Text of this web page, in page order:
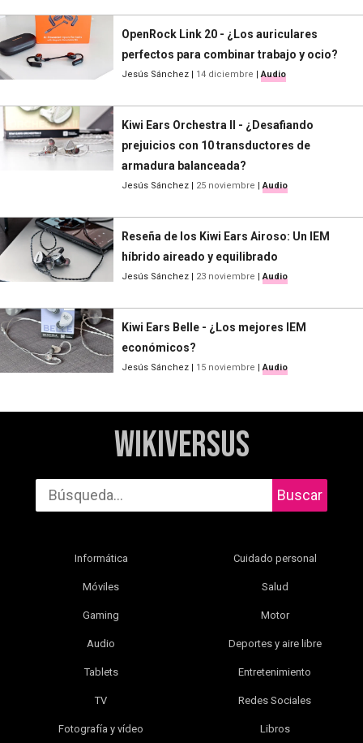
OpenRock Link 20 - ¿Los auriculares
perfectos para combinar trabajo y ocio?
Jesús Sánchez | 14 diciembre |Audio
Kiwi Ears Orchestra II - ¿Desafiando
prejuicios con 10 transductores de
armadura balanceada?
Jesús Sánchez | 25 noviembre |Audio
Reseña de los Kiwi Ears Airoso: Un IEM
híbrido aireado y equilibrado
Jesús Sánchez | 23 noviembre |Audio
Kiwi Ears Belle - ¿Los mejores IEM
económicos?
Jesús Sánchez | 15 noviembre |Audio
WikiVersus
Buscar
Informática
Móviles
Gaming
Audio
Tablets
TV
Fotografía y vídeo
Cuidado personal
Salud
Motor
Deportes y aire libre
Entretenimiento
Redes Sociales
Libros